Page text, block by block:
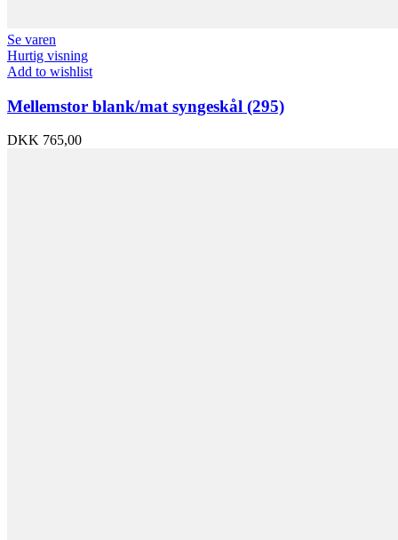
Se varen
Hurtig visning
Add to wishlist
Mellemstor blank/mat syngeskål (295)
DKK 765,00